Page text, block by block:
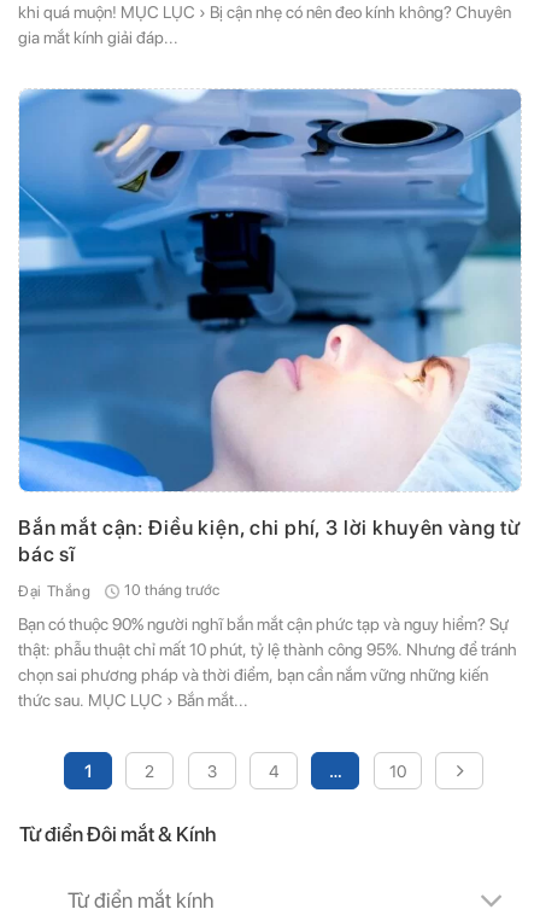
khi quá muộn! MỤC LỤC › Bị cận nhẹ có nên đeo kính không? Chuyên
gia mắt kính giải đáp...
Bắn mắt cận: Điều kiện, chi phí, 3 lời khuyên vàng từ
bác sĩ
Đại Thắng 10 tháng trước
Bạn có thuộc 90% người nghĩ bắn mắt cận phức tạp và nguy hiểm? Sự
thật: phẫu thuật chỉ mất 10 phút, tỷ lệ thành công 95%. Nhưng để tránh
chọn sai phương pháp và thời điểm, bạn cần nắm vững những kiến
thức sau. MỤC LỤC › Bắn mắt...
1 2 3 4 … 10
Từ điển Đôi mắt & Kính
Từ điển mắt kính